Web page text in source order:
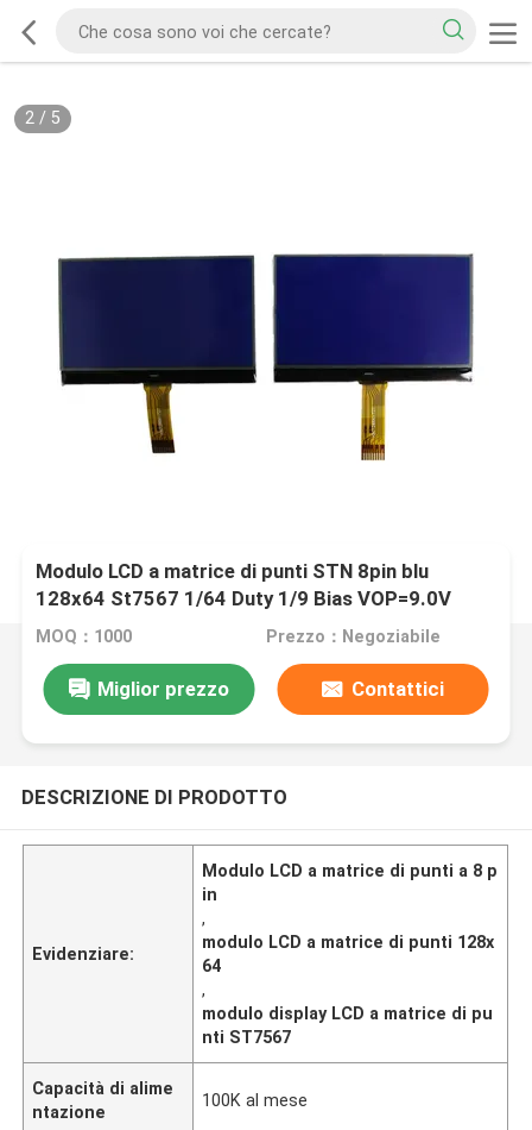
2/ 5
Modulo LCD a matrice di punti STN 8pin blu
128x64 St7567 1/64 Duty 1/9 Bias VOP=9.0V
MOQ：1000 Prezzo：Negoziabile
Miglior prezzo Contattici
DESCRIZIONE DI PRODOTTO
Evidenziare:
Modulo LCD a matrice di punti a 8 p
in
,
modulo LCD a matrice di punti 128x
64
,
modulo display LCD a matrice di pu
nti ST7567
Capacità di alime
ntazione
100K al mese